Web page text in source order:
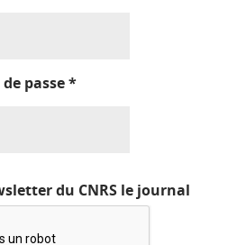
passe*
du CNRS le journal